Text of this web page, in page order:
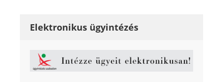
Elektronikus ügyintézés